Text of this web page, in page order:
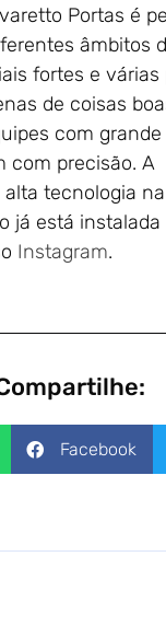
Portas é
âmbitos
fortes e várias
de coisas
com
com precisão. A
tecnologia
já está
Instagram.
Facebook